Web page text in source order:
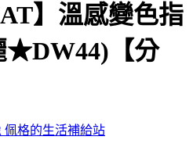
】溫感變色指
★DW44)【分
佩格的生活補給站